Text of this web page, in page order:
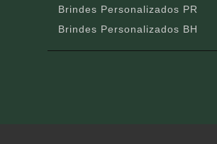
Brindes Personalizados PR
Brindes Personalizados BH